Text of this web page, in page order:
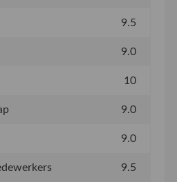
9.5
9.0
10
9.0
9.0
9.5